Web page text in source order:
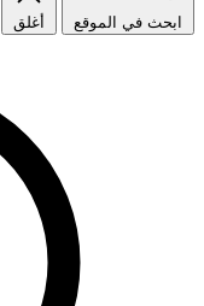
ابحث في الموقع أغلق